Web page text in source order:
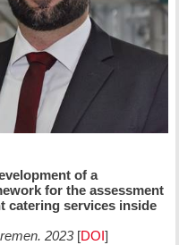
of a
for the assessment
catering services inside
2023[DOI]